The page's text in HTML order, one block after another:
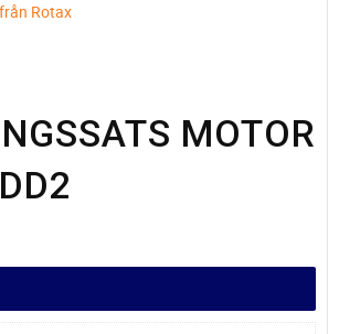
Rotax
MOTOR